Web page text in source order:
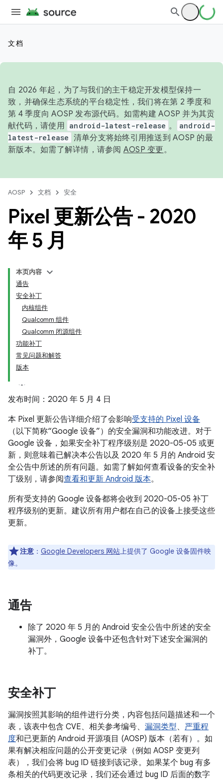
文档
自 2026 年起，为了与我们的主干稳定开发模型保持一
致，并确保生态系统的平台稳定性，我们将在第 2 季度和
第 4 季度向 AOSP 发布源代码。如需构建 AOSP 并为其贡
献代码，请使用 android-latest-release 。
android-
latest-release 清单分支将始终引用推送到 AOSP 的最
新版本。如需了解详情，请参阅 AOSP 变更。
AOSP 文档 安全
Pixel 更新公告 - 2020
年 5 月
本页内容
通告
安全补丁
内核组件
Qualcomm 组件
Qualcomm 闭源组件
功能补丁
常见问题和解答
版本
发布时间：2020 年 5 月 4 日
本 Pixel 更新公告详细介绍了会影响受支持的 Pixel 设备
（以下简称“Google 设备”）的安全漏洞和功能改进。对于
Google 设备，如果安全补丁程序级别是 2020-05-05 或更
新，则意味着已解决本公告以及 2020 年 5 月的 Android 安
全公告中所述的所有问题。如需了解如何查看设备的安全补
丁级别，请参阅查看和更新 Android 版本。
所有受支持的 Google 设备都将会收到 2020-05-05 补丁
程序级别的更新。建议所有用户都在自己的设备上接受这些
更新。
注意 ： Google Developers 网站上提供了 Google 设备固件映
像。
通告
除了 2020 年 5 月的 Android 安全公告中所述的安全
漏洞外，Google 设备中还包含针对下述安全漏洞的
补丁。
安全补丁
漏洞按照其影响的组件进行分类，内容包括问题描述和一个
表，该表中包含 CVE、相关参考编号、 漏洞类型、 严重程
度和已更新的 Android 开源项目 (AOSP) 版本（若有）。如
果有解决相应问题的公开变更记录（例如 AOSP 变更列
表），我们会将 bug ID 链接到该记录。如果某个 bug 有多
条相关的代码更改记录，我们还会通过 bug ID 后面的数字